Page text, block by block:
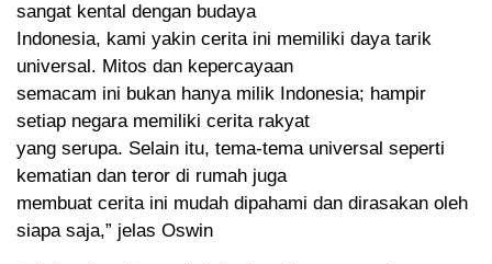
sangat kental dengan budaya
Indonesia, kami yakin cerita ini memiliki daya tarik
universal. Mitos dan kepercayaan
semacam ini bukan hanya milik Indonesia; hampir
setiap negara memiliki cerita rakyat
yang serupa. Selain itu, tema-tema universal seperti
kematian dan teror di rumah juga
membuat cerita ini mudah dipahami dan dirasakan oleh
siapa saja,” jelas Oswin